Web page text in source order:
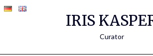
IRIS
Curator